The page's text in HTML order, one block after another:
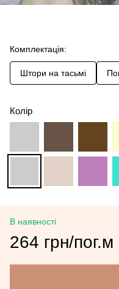
Комплектація:
Штори на тасьмі
Колір
В наявності
264 грн/пог.м